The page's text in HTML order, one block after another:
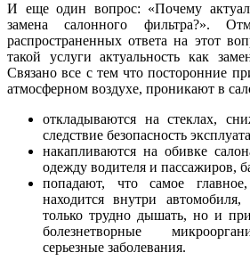
И еще один вопрос: «Почему
замена салонного фильтра?».
распространенных ответа на этот
такой услуги актуальность как
Связано все с тем что посторонние
атмосферном воздухе, проникают в
откладываются на стеклах,
следствие безопасность
накапливаются на обивке
одежду водителя и пассажиров,
попадают, что самое
находится внутри
только трудно дышать, но и
болезнетворные
серьезные заболевания.